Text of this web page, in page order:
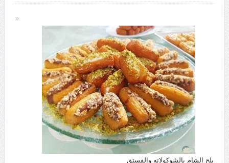
بلح الشام بالشوكولاته والفستق